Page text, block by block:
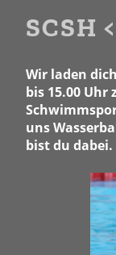
SCSH
Wir laden
bis 15.00 Uhr
uns
bist du dabei.